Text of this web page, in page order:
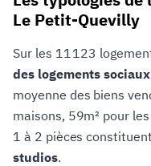
Le Petit-Quevilly
Sur les 11 123
des logements sociaux
moyenne des biens
maisons, 59m² pour
1 à 2 pièces
studios.